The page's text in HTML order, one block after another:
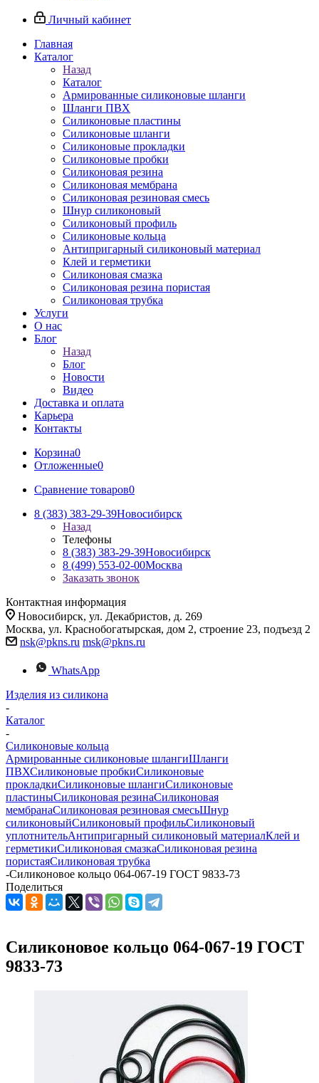
Личный кабинет
Главная
Каталог
Назад
Каталог
Армированные силиконовые шланги
Шланги ПВХ
Силиконовые пластины
Силиконовые шланги
Силиконовые прокладки
Силиконовые пробки
Силиконовая резина
Силиконовая мембрана
Силиконовая резиновая смесь
Шнур силиконовый
Силиконовый профиль
Силиконовые кольца
Антипригарный силиконовый материал
Клей и герметики
Силиконовая смазка
Силиконовая резина пористая
Силиконовая трубка
Услуги
О нас
Блог
Назад
Блог
Новости
Видео
Доставка и оплата
Карьера
Контакты
Корзина0
Отложенные0
Сравнение товаров0
8 (383) 383-29-39Новосибирск
Назад
Телефоны
8 (383) 383-29-39Новосибирск
8 (499) 553-02-00Москва
Заказать звонок
Контактная информация
Новосибирск, ул. Декабристов, д. 269
Москва, ул. Краснобогатырская, дом 2, строение 23, подъезд 2
nsk@pkns.ru msk@pkns.ru
WhatsApp
Изделия из силикона
-
Каталог
-
Силиконовые кольца
Армированные силиконовые шлангиШланги
ПВХСиликоновые пробкиСиликоновые
прокладкиСиликоновые шлангиСиликоновые
пластиныСиликоновая резинаСиликоновая
мембранаСиликоновая резиновая смесьШнур
силиконовыйСиликоновый профильСиликоновый
уплотнительАнтипригарный силиконовый материалКлей и
герметикиСиликоновая смазкаСиликоновая резина
пористаяСиликоновая трубка
-Силиконовое кольцо 064-067-19 ГОСТ 9833-73
Поделиться
Силиконовое кольцо 064-067-19 ГОСТ
9833-73